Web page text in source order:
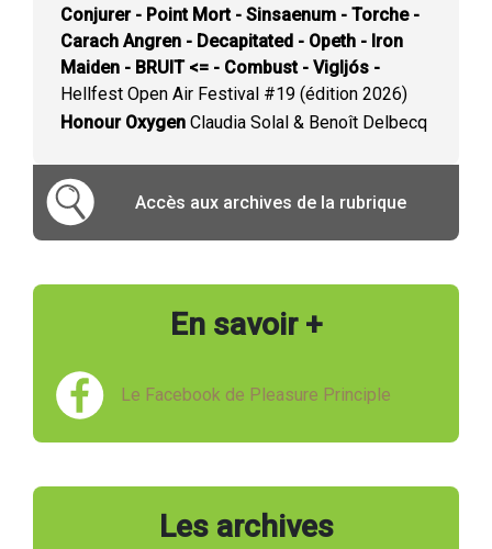
Conjurer - Point Mort - Sinsaenum - Torche -
Carach Angren - Decapitated - Opeth - Iron
Maiden - BRUIT <= - Combust - Vigljós -
Hellfest Open Air Festival #19 (édition 2026)
Honour Oxygen Claudia Solal & Benoît Delbecq
Accès aux archives de la rubrique
En savoir +
Le Facebook de Pleasure Principle
Les archives